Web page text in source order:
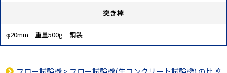
突き棒
φ20mm 重量500g 鋼製